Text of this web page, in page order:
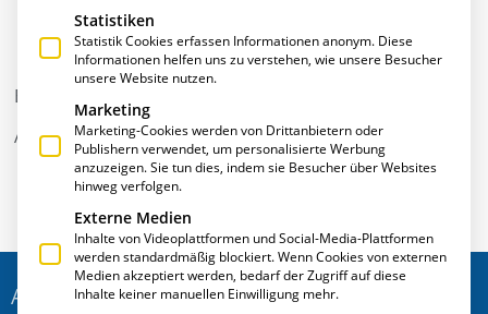
Besser planen – klüger entscheiden
Aug. 2008
ADRESSE
Statistiken
Statistik Cookies erfassen Informationen anonym. Diese
Informationen helfen uns zu verstehen, wie unsere Besucher
unsere Website nutzen.
Marketing
Marketing-Cookies werden von Drittanbietern oder
Publishern verwendet, um personalisierte Werbung
anzuzeigen. Sie tun dies, indem sie Besucher über Websites
hinweg verfolgen.
Externe Medien
Inhalte von Videoplattformen und Social-Media-Plattformen
werden standardmäßig blockiert. Wenn Cookies von externen
Medien akzeptiert werden, bedarf der Zugriff auf diese
Inhalte keiner manuellen Einwilligung mehr.